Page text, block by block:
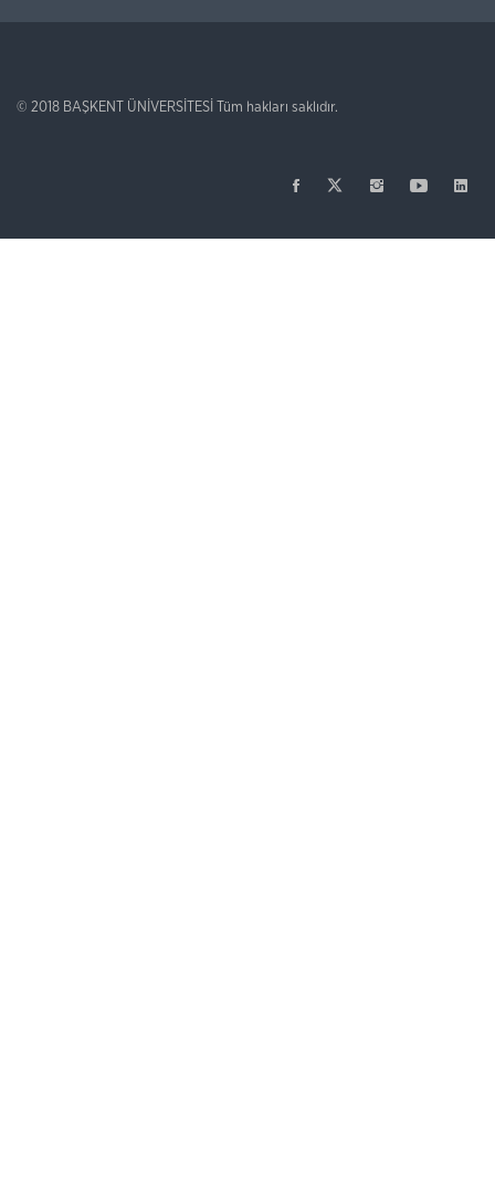
© 2018 BAŞKENT ÜNİVERSİTESİ Tüm hakları saklıdır.